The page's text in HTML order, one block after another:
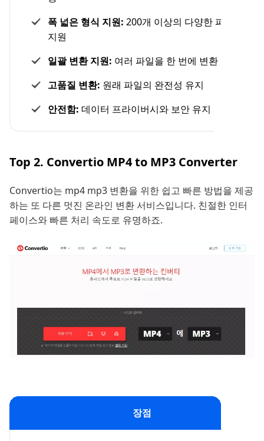
폭 넓은 형식 지원: 200개 이상의 다양한 파일 유형
지원
일괄 변환 지원: 여러 파일을 한 번에 변환 가능
고품질 변환: 원래 파일의 완전성 유지
안전함: 데이터 프라이버시와 보안 유지
Top 2. Convertio MP4 to MP3 Converter
Convertio는 mp4 mp3 변환을 위한 쉽고 빠른 방법을 제공
하는 또 다른 멋진 온라인 변환 서비스입니다. 친절한 인터
페이스와 빠른 처리 속도로 유명하죠.
장점